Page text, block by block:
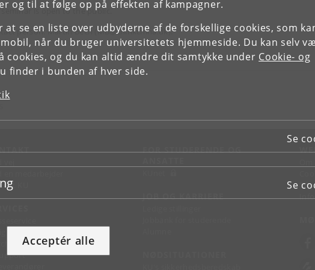
og til at følge op på effekten af kampagner.
at se en liste over udbyderne af de forskellige cookies, som
når du bruger universitetets hjemmeside. Du kan selv
cookies, og du kan altid ændre dit samtykke under Cookie- og
finder i bunden af hver side.
Se
Se
Acceptér alle
seminar is open to the public.
person: Martin Bech (MB@thinkchina.dk).
KU
FOR STUDERENDE OG
JOB OG KARRIERE